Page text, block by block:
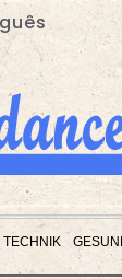
TECHNIK